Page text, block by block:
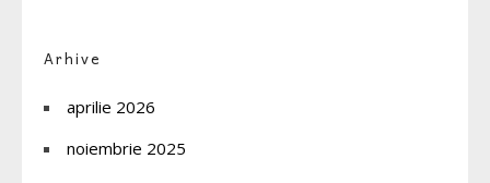
Arhive
aprilie 2026
noiembrie 2025